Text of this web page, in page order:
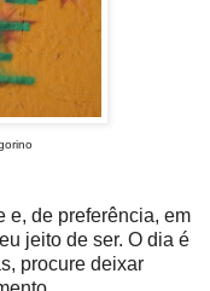
e, de preferência, em
jeito de ser. O dia é
procure deixar